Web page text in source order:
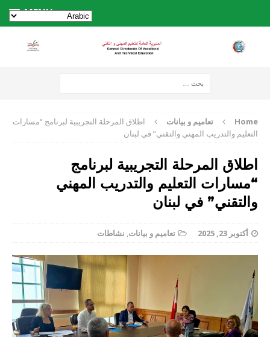
MENU
Home تعاميم و بيانات
اطلاق المرحلة التجريبية لبرنامج “مسارات
التعليم والتدريب المهني والتقني” في لبنان
اطلاق المرحلة التجريبية لبرنامج
“مسارات التعليم والتدريب المهني
والتقني” في لبنان
أكتوبر 23, 2025 تعاميم و بيانات نشاطات